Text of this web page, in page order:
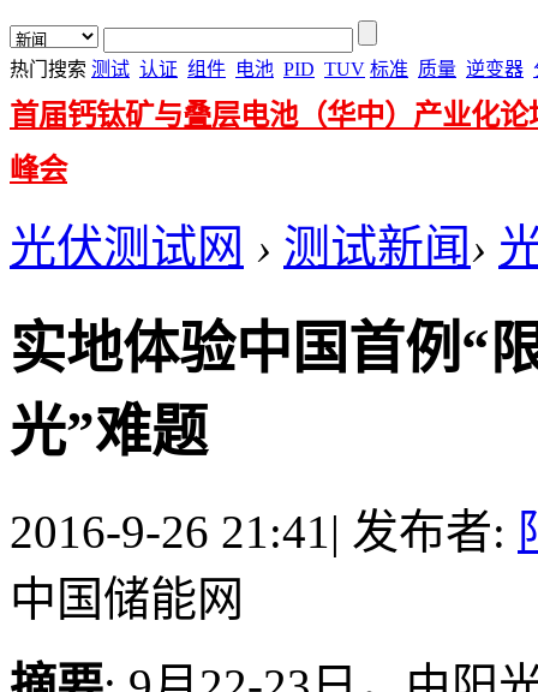
热门搜索 测试 认证 组件 电池 PID TUV 标准 质量 逆变器
首届钙钛矿与叠层电池（华中）产业化论
峰会
光伏测试网 › 测试新闻›
实地体验中国首例“
光”难题
2016-9-26 21:41| 发布者:
中国储能网